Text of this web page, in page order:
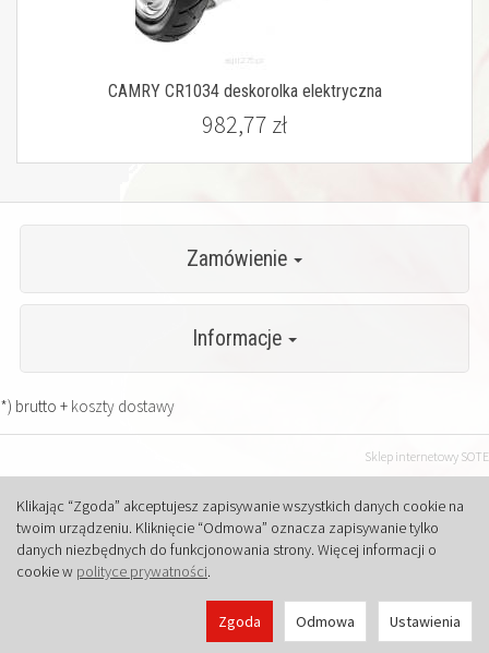
CAMRY CR1034 deskorolka elektryczna
982,77 zł
Zamówienie
Informacje
*) brutto + koszty dostawy
Sklep internetowy SOTE
Klikając “Zgoda” akceptujesz zapisywanie wszystkich danych cookie na
twoim urządzeniu. Kliknięcie “Odmowa” oznacza zapisywanie tylko
danych niezbędnych do funkcjonowania strony. Więcej informacji o
cookie w polityce prywatności.
Ustawienia
Odmowa
Zgoda